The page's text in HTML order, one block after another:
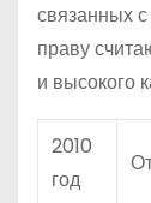
связанных
праву
и высокого
2010
год